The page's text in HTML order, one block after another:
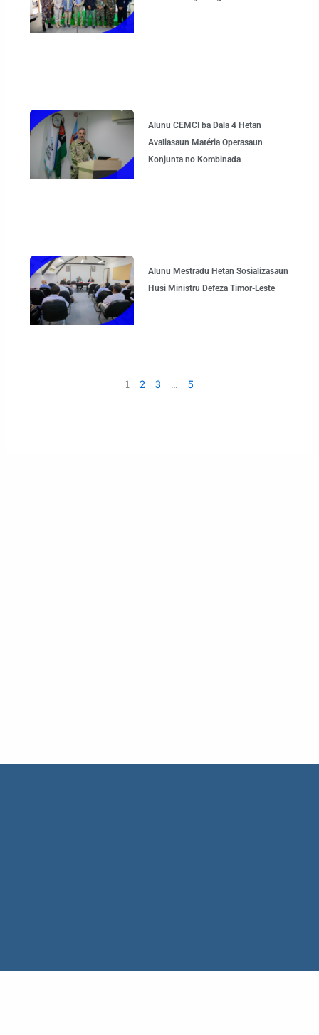
Alunu CEMCI ba Dala 4 Hetan
Avaliasaun Matéria Operasaun
Konjunta no Kombinada
Alunu Mestradu Hetan Sosializasaun
Husi Ministru Defeza Timor-Leste
1 2 3 … 5